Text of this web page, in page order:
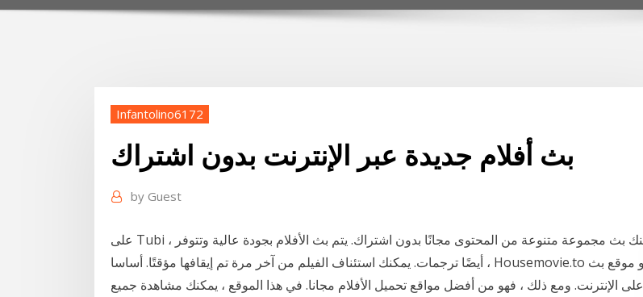
Infantolino6172
بث أفلام جديدة عبر الإنترنت بدون اشتراك
by Guest
على Tubi ، يمكنك بث مجموعة متنوعة من المحتوى مجانًا بدون اشتراك. يتم بث الأفلام بجودة عالية وتتوفر
أيضًا ترجمات. يمكنك استئناف الفيلم من آخر مرة تم إيقافها مؤقتًا. أساسا ، Housemovie.to هو موقع بث
على الإنترنت. ومع ذلك ، فهو من أفضل مواقع تحميل الأفلام مجانا. في هذا الموقع ، يمكنك مشاهدة جميع